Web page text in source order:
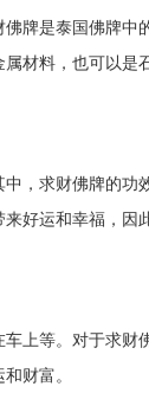
牌是泰国佛牌中
材料，也可以是
，求财佛牌的功
好运和幸福，因
上等。对于求
财富。